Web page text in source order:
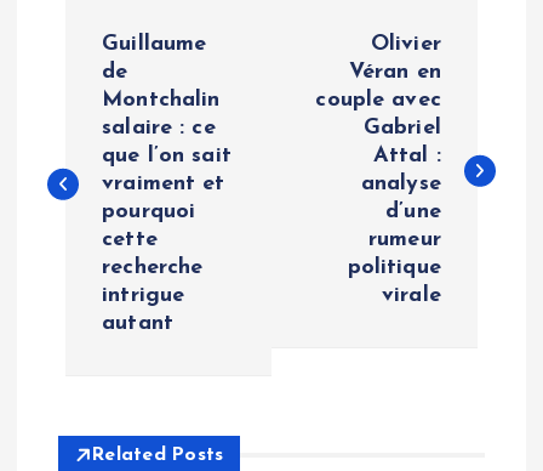
t
Guillaume
de
Montchalin
salaire : ce
que l’on sait
vraiment et
pourquoi
cette
recherche
intrigue
autant
Olivier
Véran en
couple avec
Gabriel
Attal :
analyse
d’une
rumeur
politique
virale
Related Posts